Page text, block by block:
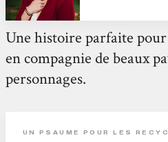
Une histoire parfaite
en compagnie de beaux
personnages.
UN PSAUME POUR LES